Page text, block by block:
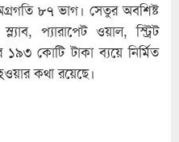
৮৭ ভাগ। সেতুর অবশিষ্ট
প্যারাপেট ওয়াল, স্ট্রিট
১৯৩ কোটি টাকা ব্যয়ে নির্মিত
কথা রয়েছে।